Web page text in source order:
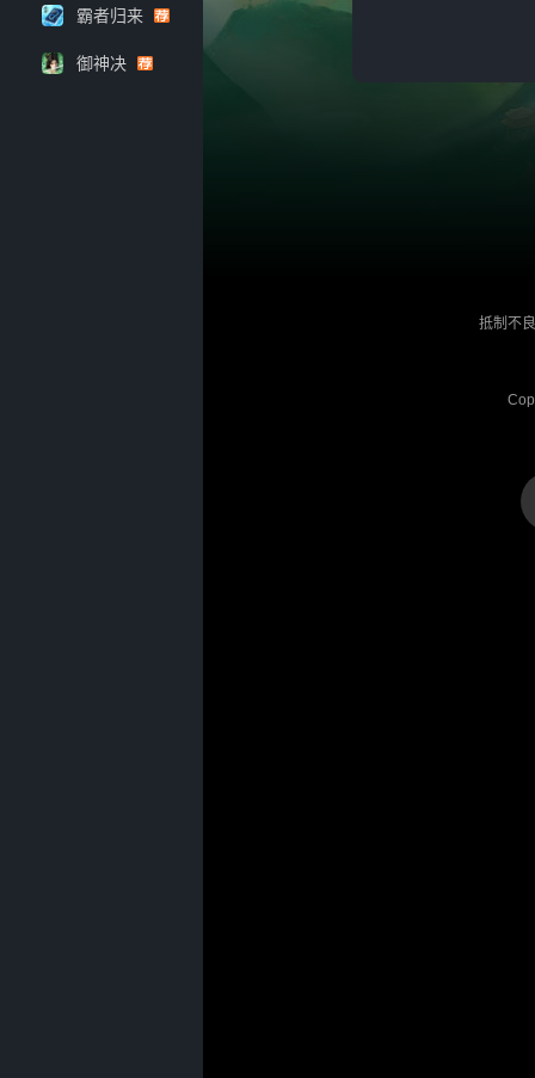
霸者归来
御神决
抵制不